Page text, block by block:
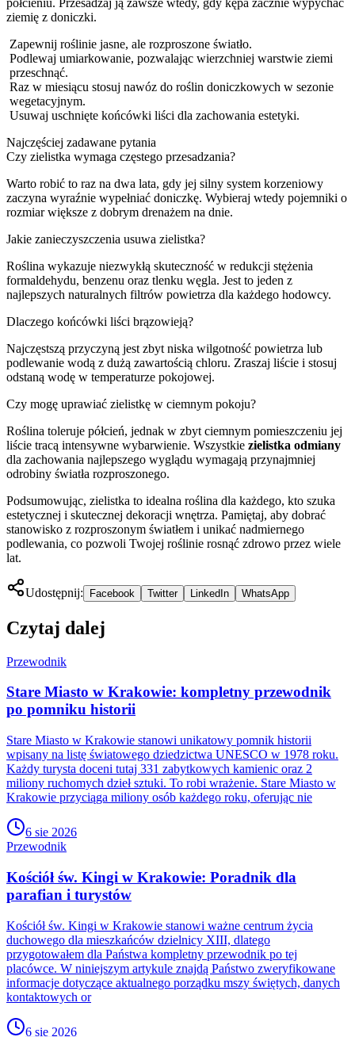
ziemię z doniczki.
Zapewnij roślinie jasne, ale rozproszone światło.
Podlewaj umiarkowanie, pozwalając wierzchniej warstwie ziemi
przeschnąć.
Raz w miesiącu stosuj nawóz do roślin doniczkowych w sezonie
wegetacyjnym.
Usuwaj uschnięte końcówki liści dla zachowania estetyki.
Najczęściej zadawane pytania
Czy zielistka wymaga częstego przesadzania?
Warto robić to raz na dwa lata, gdy jej silny system korzeniowy
zaczyna wyraźnie wypełniać doniczkę. Wybieraj wtedy pojemniki o
rozmiar większe z dobrym drenażem na dnie.
Jakie zanieczyszczenia usuwa zielistka?
Roślina wykazuje niezwykłą skuteczność w redukcji stężenia
formaldehydu, benzenu oraz tlenku węgla. Jest to jeden z
najlepszych naturalnych filtrów powietrza dla każdego hodowcy.
Dlaczego końcówki liści brązowieją?
Najczęstszą przyczyną jest zbyt niska wilgotność powietrza lub
podlewanie wodą z dużą zawartością chloru. Zraszaj liście i stosuj
odstaną wodę w temperaturze pokojowej.
Czy mogę uprawiać zielistkę w ciemnym pokoju?
Roślina toleruje półcień, jednak w zbyt ciemnym pomieszczeniu jej
liście tracą intensywne wybarwienie. Wszystkie zielistka odmiany
dla zachowania najlepszego wyglądu wymagają przynajmniej
odrobiny światła rozproszonego.
Podsumowując, zielistka to idealna roślina dla każdego, kto szuka
estetycznej i skutecznej dekoracji wnętrza. Pamiętaj, aby dobrać
stanowisko z rozproszonym światłem i unikać nadmiernego
podlewania, co pozwoli Twojej roślinie rosnąć zdrowo przez wiele
lat.
Udostępnij: Facebook Twitter LinkedIn WhatsApp
Czytaj dalej
Przewodnik
Stare Miasto w Krakowie: kompletny przewodnik
po pomniku historii
Stare Miasto w Krakowie stanowi unikatowy pomnik historii
wpisany na listę światowego dziedzictwa UNESCO w 1978 roku.
Każdy turysta doceni tutaj 331 zabytkowych kamienic oraz 2
miliony ruchomych dzieł sztuki. To robi wrażenie. Stare Miasto w
Krakowie przyciąga miliony osób każdego roku, oferując nie
6 sie 2026
Przewodnik
Kościół św. Kingi w Krakowie: Poradnik dla
parafian i turystów
Kościół św. Kingi w Krakowie stanowi ważne centrum życia
duchowego dla mieszkańców dzielnicy XIII, dlatego
przygotowałem dla Państwa kompletny przewodnik po tej
placówce. W niniejszym artykule znajdą Państwo zweryfikowane
informacje dotyczące aktualnego porządku mszy świętych, danych
kontaktowych or
6 sie 2026